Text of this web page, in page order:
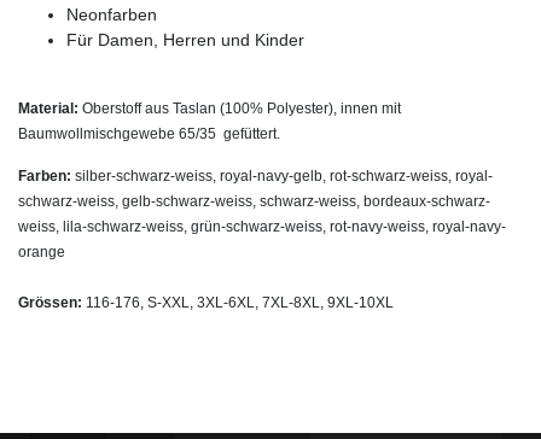
Neonfarben
Für Damen, Herren und Kinder
Material: Oberstoff aus Taslan (100% Polyester), innen mit
Baumwollmischgewebe 65/35 gefüttert.
Farben: silber-schwarz-weiss, royal-navy-gelb, rot-schwarz-weiss, royal-
schwarz-weiss, gelb-schwarz-weiss, schwarz-weiss, bordeaux-schwarz-
weiss, lila-schwarz-weiss, grün-schwarz-weiss, rot-navy-weiss, royal-navy-
orange
Grössen: 116-176, S-XXL, 3XL-6XL, 7XL-8XL, 9XL-10XL